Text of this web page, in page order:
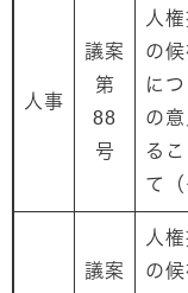
人事
議案
第
88
号
人
の
に
の
る
て（
議案
人
の